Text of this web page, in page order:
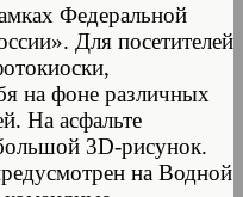
Федеральной
Для посетителей
на фоне различных
На асфальте
3D-рисунок.
на Водной